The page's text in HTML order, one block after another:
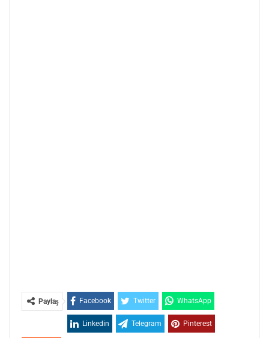
Paylaş Facebook Twitter WhatsApp
Linkedin Telegram Pinterest